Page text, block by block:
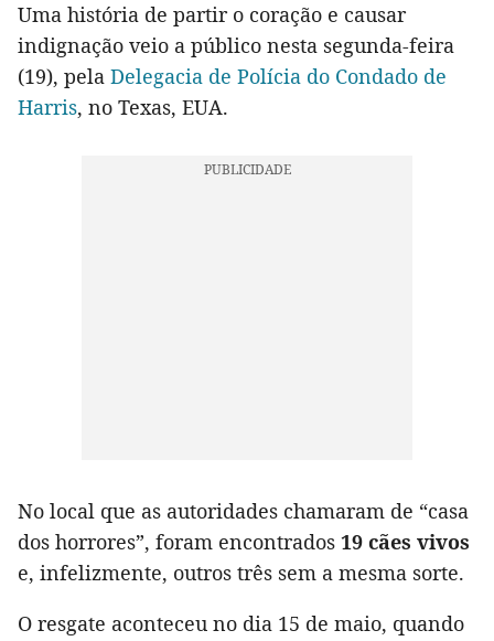
Uma história de partir o coração e causar
indignação veio a público nesta segunda-feira
(19), pela Delegacia de Polícia do Condado de
Harris, no Texas, EUA.
No local que as autoridades chamaram de “casa
dos horrores”, foram encontrados 19 cães vivos
e, infelizmente, outros três sem a mesma sorte.
O resgate aconteceu no dia 15 de maio, quando